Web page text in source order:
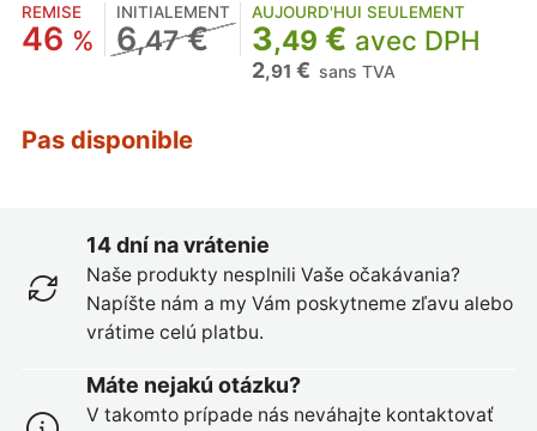
REMISE
46 %
INITIALEMENT
6,47€
AUJOURD'HUI SEULEMENT
3,49 € avec DPH
2,91 € sans TVA
Pas disponible
14 dní na vrátenie
Naše produkty nesplnili Vaše očakávania?
Napíšte nám a my Vám poskytneme zľavu alebo
vrátime celú platbu.
Máte nejakú otázku?
V takomto prípade nás neváhajte kontaktovať